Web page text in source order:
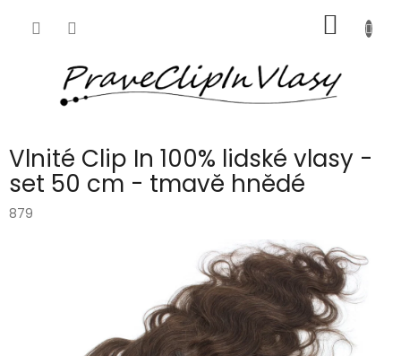
KOŠÍK
Vlnité Clip In 100% lidské vlasy -
set 50 cm - tmavě hnědé
879